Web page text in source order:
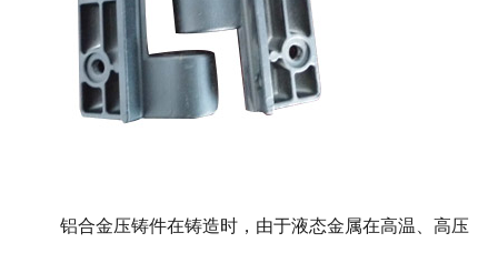
铝合金压铸件在铸造时，由于液态金属在高温、高压